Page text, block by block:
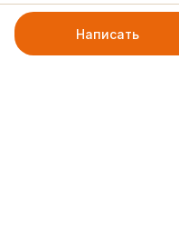
Написать